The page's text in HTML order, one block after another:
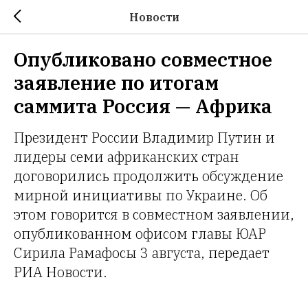
Новости
Опубликовано совместное
заявление по итогам
саммита Россия — Африка
Президент России Владимир Путин и
лидеры семи африканских стран
договорились продолжить обсуждение
мирной инициативы по Украине. Об
этом говорится в совместном заявлении,
опубликованном офисом главы ЮАР
Сирила Рамафосы 3 августа, передает
РИА Новости.